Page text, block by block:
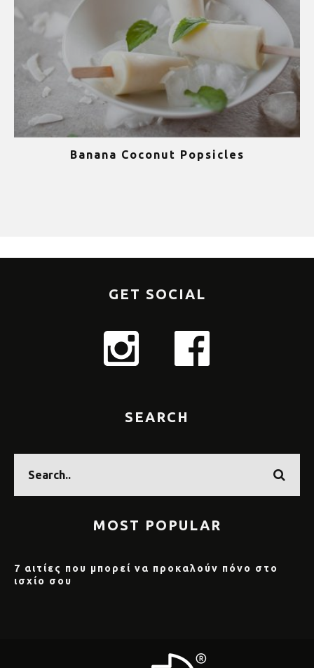
Banana Coconut Popsicles
GET SOCIAL
SEARCH
MOST POPULAR
7 αιτίες που μπορεί να προκαλούν πόνο στο
ισχίο σου